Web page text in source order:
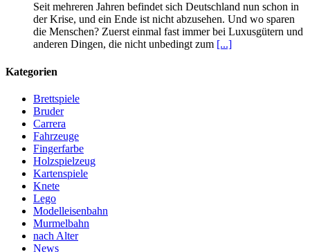
Seit mehreren Jahren befindet sich Deutschland nun schon in
der Krise, und ein Ende ist nicht abzusehen. Und wo sparen
die Menschen? Zuerst einmal fast immer bei Luxusgütern und
anderen Dingen, die nicht unbedingt zum [...]
Kategorien
Brettspiele
Bruder
Carrera
Fahrzeuge
Fingerfarbe
Holzspielzeug
Kartenspiele
Knete
Lego
Modelleisenbahn
Murmelbahn
nach Alter
News